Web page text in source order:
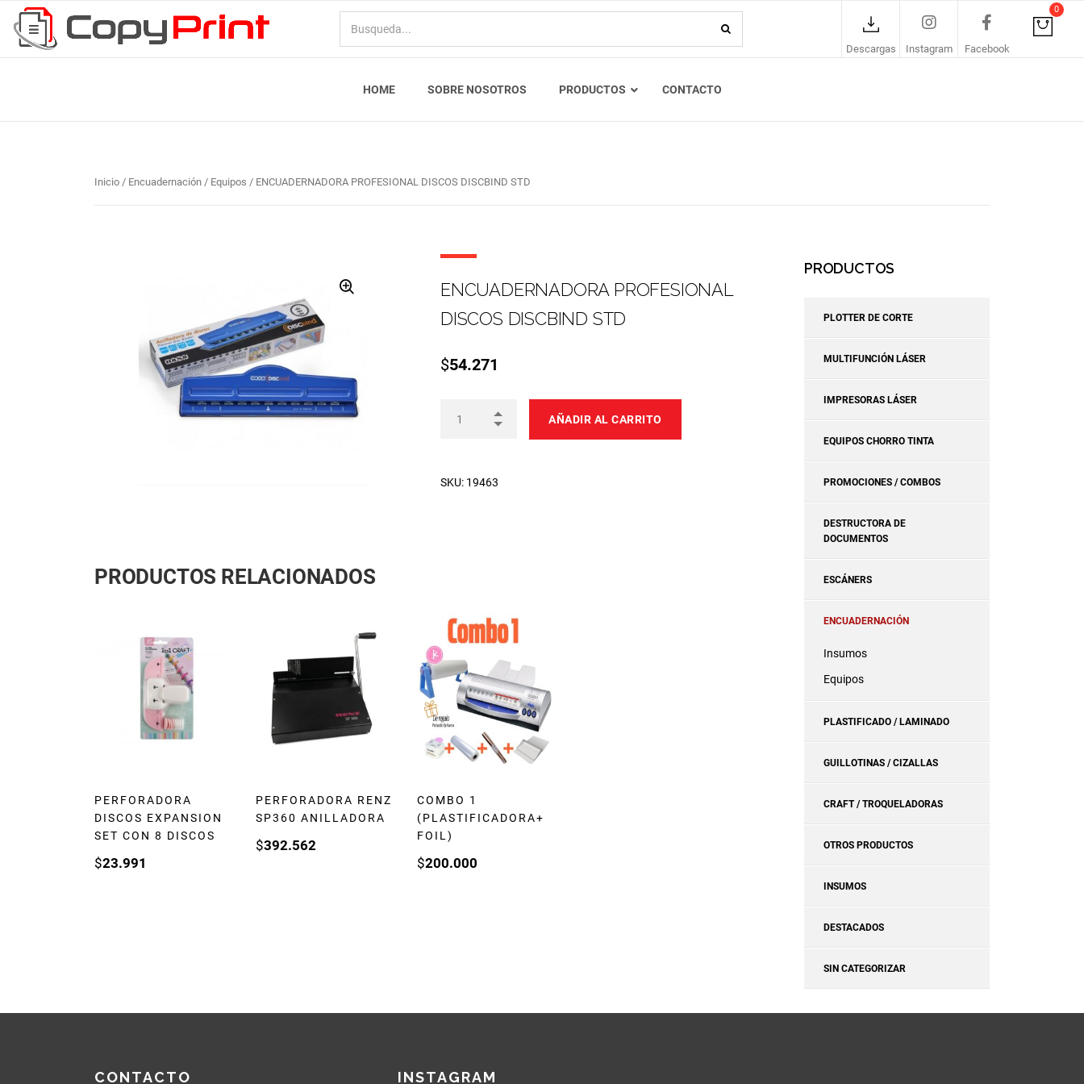
Descargas Instagram Facebook
0
HOME SOBRE NOSOTROS PRODUCTOS CONTACTO
Inicio / Encuadernación / Equipos / ENCUADERNADORA PROFESIONAL DISCOS DISCBIND STD
ENCUADERNADORA PROFESIONAL
DISCOS DISCBIND STD
$54.271
AÑADIR AL CARRITO
SKU: 19463
PRODUCTOS RELACIONADOS
PERFORADORA
DISCOS EXPANSION
SET CON 8 DISCOS
$23.991
PERFORADORA RENZ
SP360 ANILLADORA
$392.562
COMBO 1
(PLASTIFICADORA+
FOIL)
$200.000
PRODUCTOS
PLOTTER DE CORTE
MULTIFUNCIÓN LÁSER
IMPRESORAS LÁSER
EQUIPOS CHORRO TINTA
PROMOCIONES / COMBOS
DESTRUCTORA DE
DOCUMENTOS
ESCÁNERS
ENCUADERNACIÓN
Insumos
Equipos
PLASTIFICADO / LAMINADO
GUILLOTINAS / CIZALLAS
CRAFT / TROQUELADORAS
OTROS PRODUCTOS
INSUMOS
DESTACADOS
SIN CATEGORIZAR
CONTACTO INSTAGRAM